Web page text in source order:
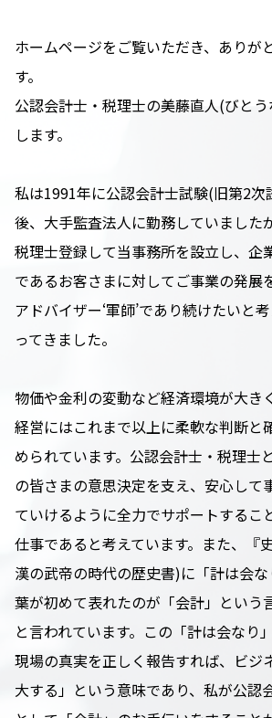
ホームページをご覧いただき、ありが
す。
公認会計士・税理士の美藤直人(びと
します。
私は1991年に公認会計士試験(旧第2次
後、大手監査法人に勤務していました
税理士登録して当事務所を設立し、企
であるお客さまに対してご事業の発展
アドバイザー‘軍師’であり続けたいと
ってきました。
物価や金利の変動など経済環境が大き
経営にはこれまで以上に柔軟な判断と
められています。公認会計士・税理士
の皆さまの意思決定を支え、安心して
ていけるように全力でサポートするこ
仕事であると考えています。また、『
漢の武帝の時代の歴史書)に「計は会
葉が初めて表れたのが「会計」という
と言われています。この「計は会なり
現場の真実を正しく報告すれば、ビジ
大する」という意味であり、私が公認